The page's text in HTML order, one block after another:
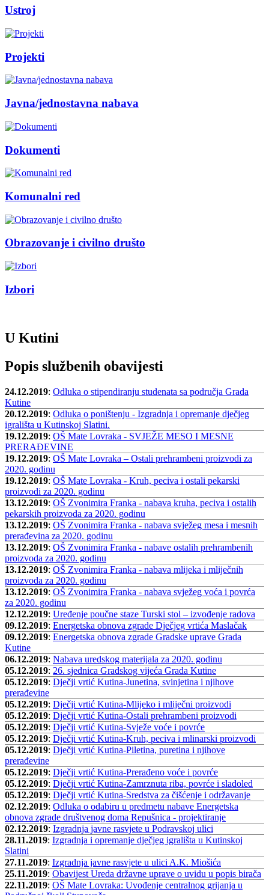
Ustroj
Projekti
Javna/jednostavna nabava
Dokumenti
Komunalni red
Obrazovanje i civilno društo
Izbori
U Kutini
Popis službenih obavijesti
24.12.2019: Odluka o stipendiranju studenata sa područja Grada
Kutine
20.12.2019: Odluka o poništenju - Izgradnja i opremanje dječjeg
igrališta u Kutinskoj Slatini.
19.12.2019: OŠ Mate Lovraka - SVJEŽE MESO I MESNE
PRERAĐEVINE
19.12.2019: OŠ Mate Lovraka – Ostali prehrambeni proizvodi za
2020. godinu
19.12.2019: OŠ Mate Lovraka - Kruh, peciva i ostali pekarski
proizvodi za 2020. godinu
13.12.2019: OŠ Zvonimira Franka - nabava kruha, peciva i ostalih
pekarskih proizvoda za 2020. godinu
13.12.2019: OŠ Zvonimira Franka - nabava svježeg mesa i mesnih
prerađevina za 2020. godinu
13.12.2019: OŠ Zvonimira Franka - nabave ostalih prehrambenih
proizvoda za 2020. godinu
13.12.2019: OŠ Zvonimira Franka - nabava mlijeka i mliječnih
proizvoda za 2020. godinu
13.12.2019: OŠ Zvonimira Franka - nabava svježeg voća i povrća
za 2020. godinu
12.12.2019: Uređenje poučne staze Turski stol – izvođenje radova
09.12.2019: Energetska obnova zgrade Dječjeg vrtića Maslačak
09.12.2019: Energetska obnova zgrade Gradske uprave Grada
Kutine
06.12.2019: Nabava uredskog materijala za 2020. godinu
05.12.2019: 26. sjednica Gradskog vijeća Grada Kutine
05.12.2019: Dječji vrtić Kutina-Junetina, svinjetina i njihove
prerađevine
05.12.2019: Dječji vrtić Kutina-Mlijeko i mliječni proizvodi
05.12.2019: Dječji vrtić Kutina-Ostali prehrambeni proizvodi
05.12.2019: Dječji vrtić Kutina-Svježe voće i povrće
05.12.2019: Dječji vrtić Kutina-Kruh, peciva i mlinarski proizvodi
05.12.2019: Dječji vrtić Kutina-Piletina, puretina i njihove
prerađevine
05.12.2019: Dječji vrtić Kutina-Prerađeno voće i povrće
05.12.2019: Dječji vrtić Kutina-Zamrznuta riba, povrće i sladoled
05.12.2019: Dječji vrtić Kutina-Sredstva za čišćenje i održavanje
02.12.2019: Odluka o odabiru u predmetu nabave Energetska
obnova zgrade društvenog doma Repušnica - projektiranje
02.12.2019: Izgradnja javne rasvjete u Podravskoj ulici
28.11.2019: Izgradnja i opremanje dječjeg igrališta u Kutinskoj
Slatini
27.11.2019: Izgradnja javne rasvjete u ulici A.K. Miošića
25.11.2019: Obavijest Ureda državne uprave o uvidu u popis birača
22.11.2019: OŠ Mate Lovraka: Uvođenje centralnog grijanja u